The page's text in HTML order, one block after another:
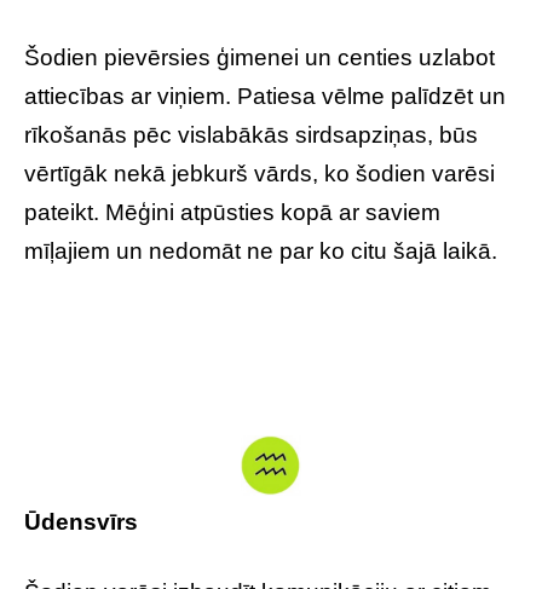
Šodien pievērsies ģimenei un centies uzlabot
attiecības ar viņiem. Patiesa vēlme palīdzēt un
rīkošanās pēc vislabākās sirdsapziņas, būs
vērtīgāk nekā jebkurš vārds, ko šodien varēsi
pateikt. Mēģini atpūsties kopā ar saviem
mīļajiem un nedomāt ne par ko citu šajā laikā.
Ūdensvīrs